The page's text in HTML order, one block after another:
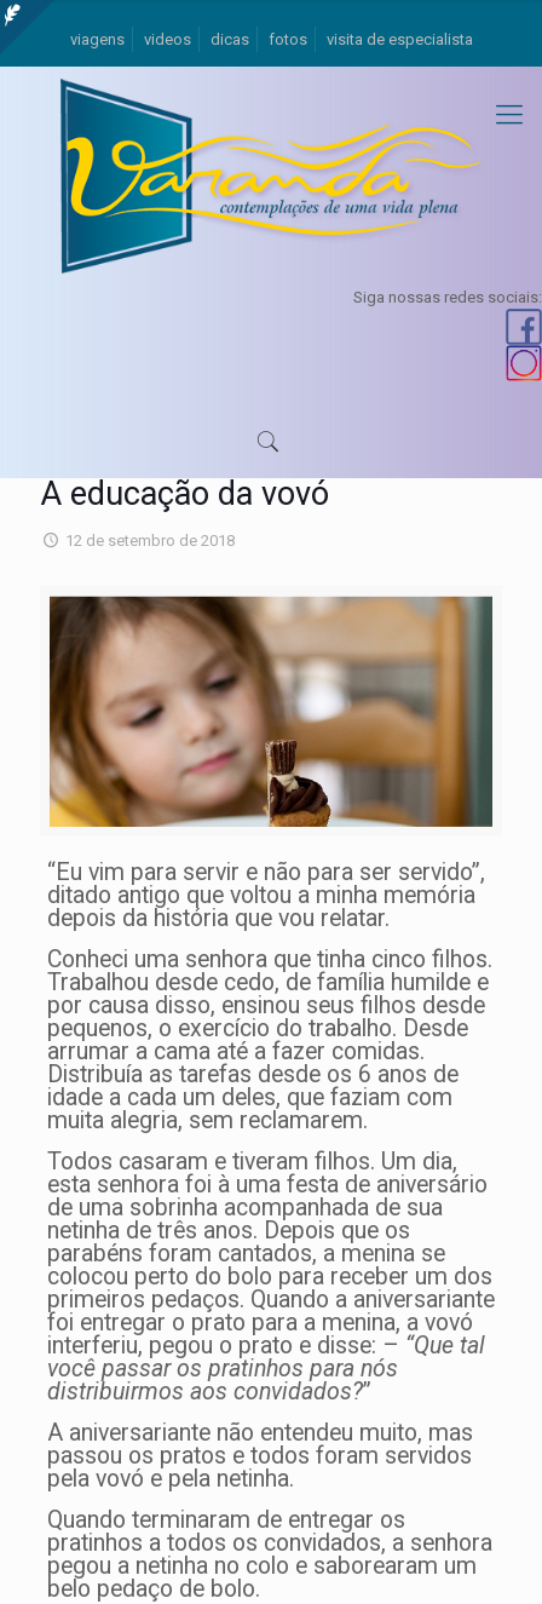
viagens videos dicas fotos visita de especialista
Siga nossas redes sociais:
A educação da vovó
12 de setembro de 2018
“Eu vim para servir e não para ser servido”,
ditado antigo que voltou a minha memória
depois da história que vou relatar.
Conheci uma senhora que tinha cinco filhos.
Trabalhou desde cedo, de família humilde e
por causa disso, ensinou seus filhos desde
pequenos, o exercício do trabalho. Desde
arrumar a cama até a fazer comidas.
Distribuía as tarefas desde os 6 anos de
idade a cada um deles, que faziam com
muita alegria, sem reclamarem.
Todos casaram e tiveram filhos. Um dia,
esta senhora foi à uma festa de aniversário
de uma sobrinha acompanhada de sua
netinha de três anos. Depois que os
parabéns foram cantados, a menina se
colocou perto do bolo para receber um dos
primeiros pedaços. Quando a aniversariante
foi entregar o prato para a menina, a vovó
interferiu, pegou o prato e disse: – “Que tal
você passar os pratinhos para nós
distribuirmos aos convidados?”
A aniversariante não entendeu muito, mas
passou os pratos e todos foram servidos
pela vovó e pela netinha.
Quando terminaram de entregar os
pratinhos a todos os convidados, a senhora
pegou a netinha no colo e saborearam um
belo pedaço de bolo.